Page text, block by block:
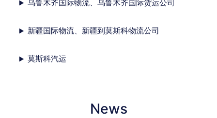
乌鲁木齐国际物流、乌鲁木齐国际货运公司
新疆国际物流、新疆到莫斯科物流公司
莫斯科汽运
News